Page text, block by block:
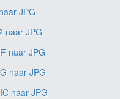
JPG
naar JPG
naar JPG
naar JPG
naar JPG